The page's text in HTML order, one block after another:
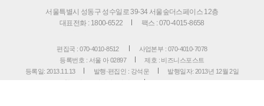
서울특별시 성동구 성수일로 39-34 서울숲더스페이스 12층
대표전화 : 1800-6522
팩스 : 070-4015-8658
편집국 : 070-4010-8512
사업본부 : 070-4010-7078
등록번호 : 서울 아 02897
제호 : 비즈니스포스트
등록일: 2013.11.13
발행·편집인 : 강석운
발행일자: 2013년 12월 2일
청소년보호책임자 : 강석운